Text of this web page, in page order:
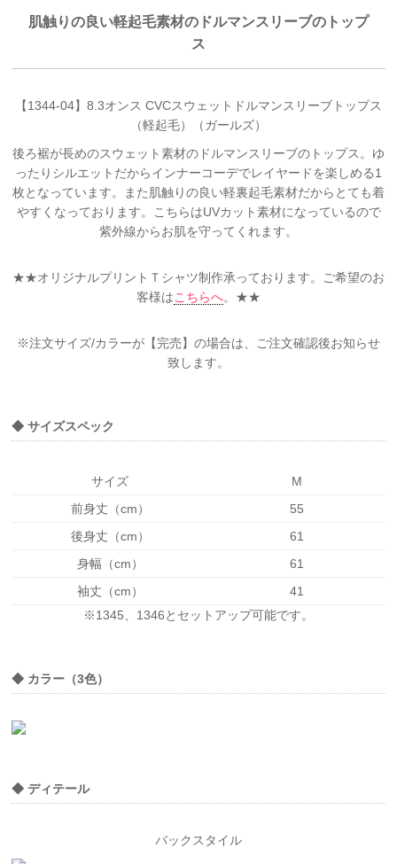
肌触りの良い軽起毛素材のドルマンスリーブのトップ
ス
【1344-04】8.3オンス CVCスウェットドルマンスリーブトップス
（軽起毛）（ガールズ）
後ろ裾が長めのスウェット素材のドルマンスリーブのトップス。ゆ
ったりシルエットだからインナーコーデでレイヤードを楽しめる1
枚となっています。また肌触りの良い軽裏起毛素材だからとても着
やすくなっております。こちらはUVカット素材になっているので
紫外線からお肌を守ってくれます。
★★オリジナルプリントＴシャツ制作承っております。ご希望のお
客様はこちらへ。★★
※注文サイズ/カラーが【完売】の場合は、ご注文確認後お知らせ
致します。
◆ サイズスペック
サイズ
M
前身丈（cm）
55
後身丈（cm）
61
身幅（cm）
61
袖丈（cm）
41
※1345、1346とセットアップ可能です。
◆ カラー（3色）
◆ ディテール
バックスタイル